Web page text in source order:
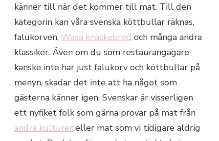
känner till när det kommer till mat. Till den
kategorin kan våra svenska köttbullar räknas,
falukorven, Wasa knäckebröd och många andra
klassiker. Även om du som restaurangägare
kanske inte har just falukorv och köttbullar på
menyn, skadar det inte att ha något som
gästerna känner igen. Svenskar är visserligen
ett nyfiket folk som gärna provar på mat från
andra kulturer eller mat som vi tidigare aldrig